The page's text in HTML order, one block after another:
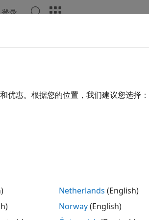
登录
unused macro definitions
unused macro definitions 1.
优惠。根据您的位置，我们建议您选择：
Netherlands (English)
Norway(English)